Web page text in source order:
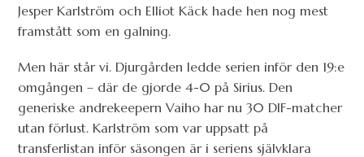
Jesper Karlström och Elliot Käck hade hen nog mest
framstått som en galning.
Men här står vi. Djurgården ledde serien inför den 19:e
omgången – där de gjorde 4-0 på Sirius. Den
generiske andrekeepern Vaiho har nu 30 DIF-matcher
utan förlust. Karlström som var uppsatt på
transferlistan inför säsongen är i seriens självklara